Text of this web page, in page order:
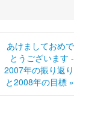
あけましておめで
とうございます -
2007年の振り返り
と2008年の目標 »